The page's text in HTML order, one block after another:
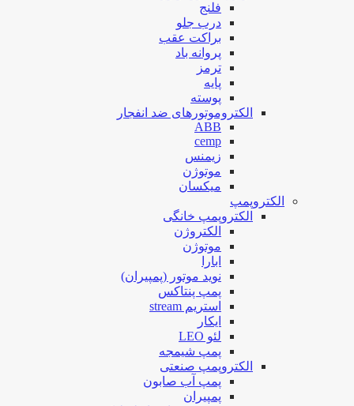
فلنج
درب جلو
براکت عقب
پروانه باد
ترمز
پایه
پوسته
الکتروموتورهای ضد انفجار
ABB
cemp
زیمنس
موتوژن
میکسان
الکتروپمپ
الکتروپمپ خانگی
الکتروژن
موتوژن
ابارا
نوید موتور (پمپیران)
پمپ پنتاکس
استریم stream
ایکار
لئو LEO
پمپ شیمجه
الکتروپمپ صنعتی
پمپ آب صابون
پمپیران